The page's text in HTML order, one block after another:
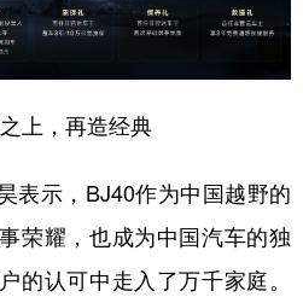
上海 江苏
福建 江西
湖北
海南 重庆
云南 西藏
青海 宁夏
上，再造经典
示，BJ40作为中国越野的
荣耀，也成为中国汽车的独
的认可中走入了万千家庭。